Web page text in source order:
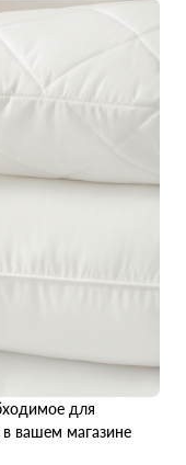
для
вашем магазине